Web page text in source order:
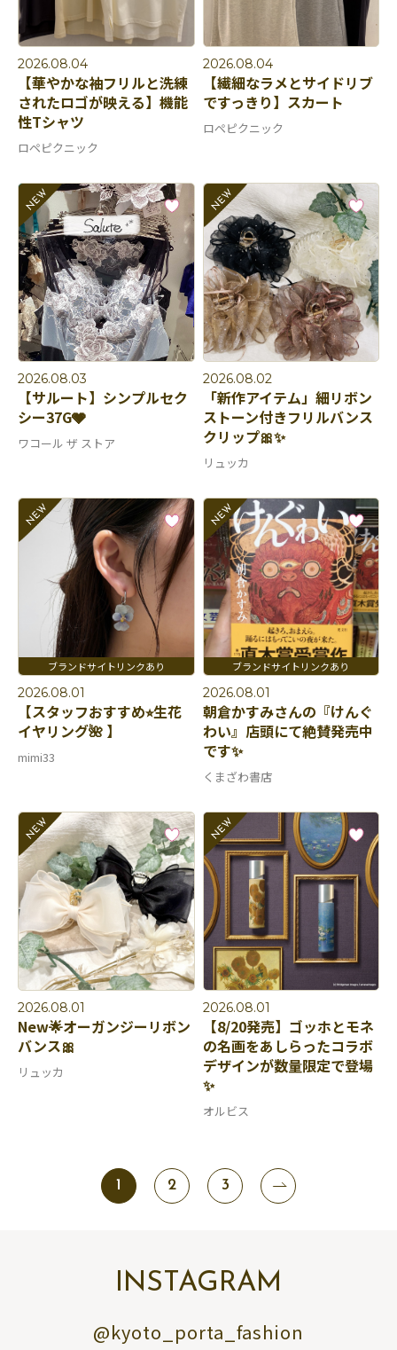
2026.08.04
【華やかな袖フリルと洗練
されたロゴが映える】機能
性Tシャツ
ロペピクニック
2026.08.04
【繊細なラメとサイドリブ
ですっきり】スカート
ロペピクニック
2026.08.03
【サルート】シンプルセク
シー37G🩶
ワコール ザ ストア
2026.08.02
「新作アイテム」細リボン
ストーン付きフリルバンス
クリップ🎀✨
リュッカ
2026.08.01
【スタッフおすすめ⭐︎生花
イヤリング🌺 】
mimi33
2026.08.01
朝倉かすみさんの『けんぐ
わい』店頭にて絶賛発売中
です✨
くまざわ書店
2026.08.01
New🌟オーガンジーリボン
バンス🎀
リュッカ
2026.08.01
【8/20発売】ゴッホとモネ
の名画をあしらったコラボ
デザインが数量限定で登場
✨
オルビス
1 2 3
INSTAGRAM
@kyoto_porta_fashion